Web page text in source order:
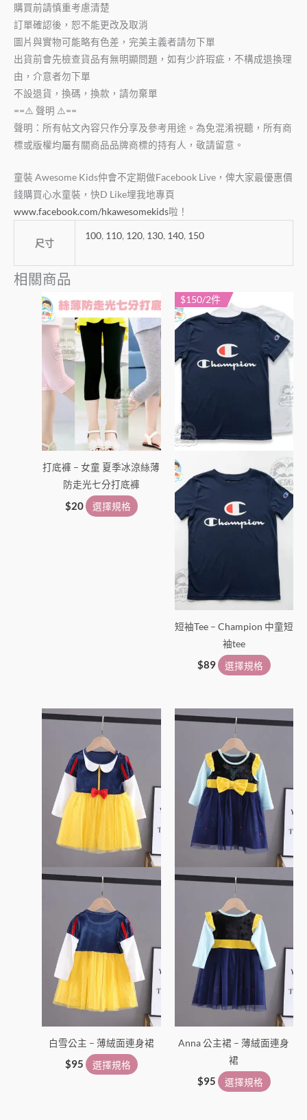
購買前請慎重考慮清楚
訂單確認後，恕不能更改及取消
圖片與實物可能略有色差，完美主義者請勿下單
出貨前會先檢查貨品有無明顯問題，如有少許瑕疵，不構成退換理
由，介意者勿下單
不設退貨，換碼，換款，請勿棄單
==⚠️ 聲明 ⚠️==
聲明：所有帖文內容只作分享及參考用途。為免混淆視聽，所有商
標或版權均屬有關商品品牌商標的持有人，敬請留意。
童裝 Awesome Kids仲會不定期做Facebook Live，俾大家最優惠價
錢購買心水童裝，快D Like埋我地專頁
www.facebook.com/hkawesomekids啦！
尺寸
100, 110, 120, 130, 140, 150
相關商品
打底褲 – 女童 夏季冰涼絲薄
防走光七分打底褲
$20 選擇規格
此
產
品
有
多
種
款
可
在
產
品
頁
$150/2件
短袖Tee – Champion 中童短
袖tee
$89 選擇規格
產
品
多
款
式。
可
產
品
頁
面
選
擇
選
白雪公主 – 薄絨面連身裙
$95 選擇規格
此
多
種
款
式。
可
在
產
選
擇
項
Anna 公主裙 – 薄絨面連身
裙
$95 選擇規格
種
式。
可
在
產
選